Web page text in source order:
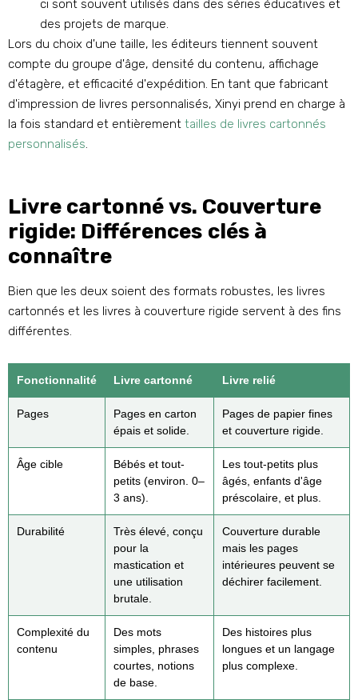
ci sont souvent utilisés dans des séries éducatives et
des projets de marque.
Lors du choix d'une taille, les éditeurs tiennent souvent
compte du groupe d'âge, densité du contenu, affichage
d'étagère, et efficacité d'expédition. En tant que fabricant
d'impression de livres personnalisés, Xinyi prend en charge à
la fois standard et entièrement tailles de livres cartonnés
personnalisés.
Livre cartonné vs. Couverture
rigide: Différences clés à
connaître
Bien que les deux soient des formats robustes, les livres
cartonnés et les livres à couverture rigide servent à des fins
différentes.
Fonctionnalité Livre cartonné Livre relié
Pages
Pages en carton
épais et solide.
Pages de papier fines
et couverture rigide.
Âge cible
Bébés et tout-
petits (environ. 0–
3 ans).
Les tout-petits plus
âgés, enfants d'âge
préscolaire, et plus.
Durabilité
Très élevé, conçu
pour la
mastication et
une utilisation
brutale.
Couverture durable
mais les pages
intérieures peuvent se
déchirer facilement.
Complexité du
contenu
Des mots
simples, phrases
courtes, notions
de base.
Des histoires plus
longues et un langage
plus complexe.